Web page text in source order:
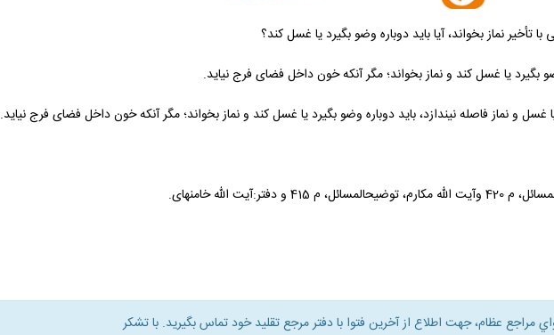
نماز بخواند، آيا بايد دوباره وضو بگيرد يا غسل كند؟
بگيرد يا غسل كند و نماز بخواند؛ مگر آنكه خون داخل فضاى فرج نيايد.
و نماز فاصله نيندازد، بايد دوباره وضو بگيرد يا غسل كند و نماز بخواند؛ مگر آنكه خون داخل فضاى فرج نيايد.
مراجع عظام، جهت اطلاع از آخرين فتوا با دفتر مرجع تقليد خود تماس بگيريد. با تشكر